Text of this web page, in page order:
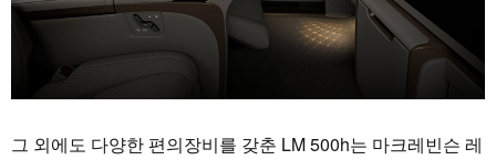
그 외에도 다양한 편의장비를 갖춘 LM 500h는 마크레빈슨 레